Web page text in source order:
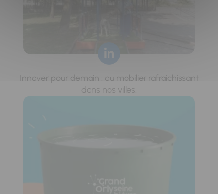
Innover pour demain : du mobilier rafraichissant
dans nos villes.